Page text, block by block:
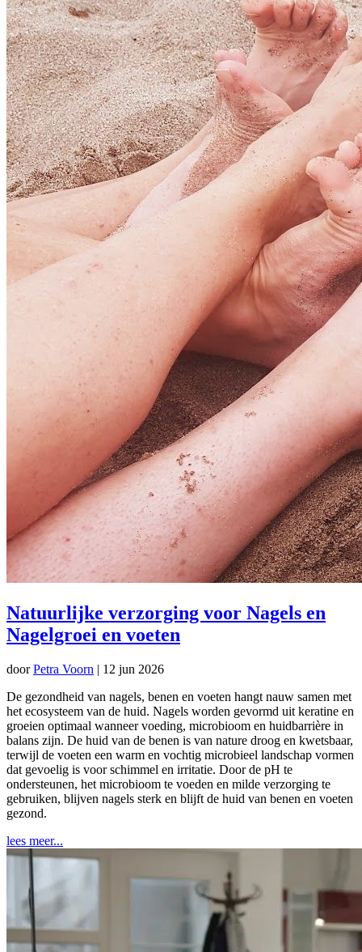
Natuurlijke verzorging voor Nagels en
Nagelgroei en voeten
doorPetra Voorn | 12 jun 2026
De gezondheid van nagels, benen en voeten hangt nauw samen met
het ecosysteem van de huid. Nagels worden gevormd uit keratine en
groeien optimaal wanneer voeding, microbioom en huidbarrière in
balans zijn. De huid van de benen is van nature droog en kwetsbaar,
terwijl de voeten een warm en vochtig microbieel landschap vormen
dat gevoelig is voor schimmel en irritatie. Door de pH te
ondersteunen, het microbioom te voeden en milde verzorging te
gebruiken, blijven nagels sterk en blijft de huid van benen en voeten
gezond.
lees meer...